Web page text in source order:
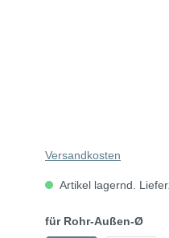
Versandkosten
Artikel lagernd.
für Rohr-Außen-Ø